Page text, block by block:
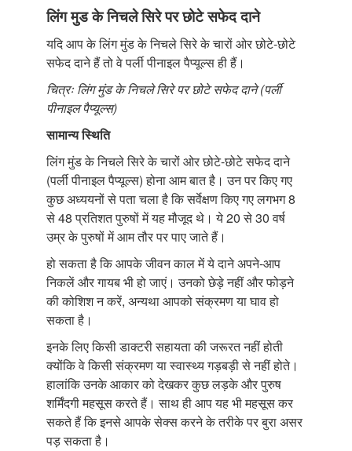
लिंग मुड के निचले सिरे पर छोटे सफेद दाने
यदि आप के लिंग मुंड के निचले सिरे के चारों ओर छोटे-छोटे
सफेद दाने हैं तो वे पर्ली पीनाइल पैप्यूल्स ही हैं।
चित्रः लिंग मुंड के निचले सिरे पर छोटे सफेद दाने (पर्ली
पीनाइल पैप्यूल्स)
सामान्य स्थिति
लिंग मुंड के निचले सिरे के चारों ओर छोटे-छोटे सफेद दाने
(पर्ली पीनाइल पैप्यूल्स) होना आम बात है। उन पर किए गए
कुछ अध्ययनों से पता चला है कि सर्वेक्षण किए गए लगभग 8
से 48 प्रतिशत पुरुषों में यह मौजूद थे। ये 20 से 30 वर्ष
उम्र के पुरुषों में आम तौर पर पाए जाते हैं।
हो सकता है कि आपके जीवन काल में ये दाने अपने-आप
निकलें और गायब भी हो जाएं। उनको छेड़े नहीं और फोड़ने
की कोशिश न करें, अन्यथा आपको संक्रमण या घाव हो
सकता है।
इनके लिए किसी डाक्टरी सहायता की जरूरत नहीं होती
क्योंकि वे किसी संक्रमण या स्वास्थ्य गड़बड़ी से नहीं होते।
हालांकि उनके आकार को देखकर कुछ लड़के और पुरुष
शर्मिंदगी महसूस करते हैं। साथ ही आप यह भी महसूस कर
सकते हैं कि इनसे आपके सेक्स करने के तरीके पर बुरा असर
पड़ सकता है।